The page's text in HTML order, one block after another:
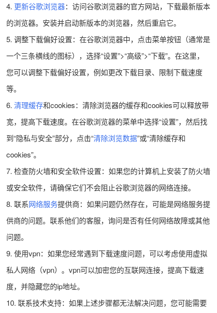
4. 更新谷歌浏览器：访问谷歌浏览器的官方网站，下载最新版本
的浏览器。安装并启动新版本的浏览器，然后重启它。
5. 调整下载偏好设置：在谷歌浏览器中，点击菜单按钮（通常是
一个三条横线的图标），选择“设置”>“高级”>“下载”。在这里，
您可以调整下载偏好设置，例如更改下载目录、限制下载速度
等。
6. 清理缓存和cookies：清除浏览器的缓存和cookies可以释放带
宽，提高下载速度。在谷歌浏览器的菜单中选择“设置”，然后找
到“隐私与安全”部分，点击“清除浏览数据”或“清除缓存和
cookies”。
7. 检查防火墙和安全软件设置：如果您的计算机上安装了防火墙
或安全软件，请确保它们不会阻止谷歌浏览器的网络连接。
8. 联系网络服务提供商：如果问题仍然存在，可能是网络服务提
供商的问题。联系他们的客服，询问是否有任何网络故障或其他
问题。
9. 使用vpn：如果您经常遇到下载速度问题，可以考虑使用虚拟
私人网络（vpn）。vpn可以加密您的互联网连接，提高下载速
度，并隐藏您的ip地址。
10. 联系技术支持：如果上述步骤都无法解决问题，您可能需要